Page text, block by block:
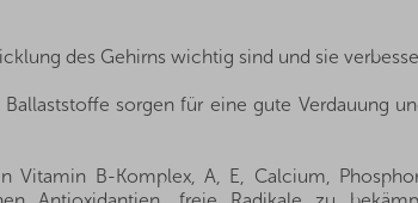
des Gehirns wichtig sind und sie
sorgen für eine gute Verdauung
Vitamin B-Komplex, A, E, Calcium,